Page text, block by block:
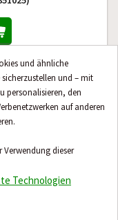
und ähnliche
und – mit
personalisieren, den
auf anderen
Verwendung dieser
Technologien
Entleerung IMI